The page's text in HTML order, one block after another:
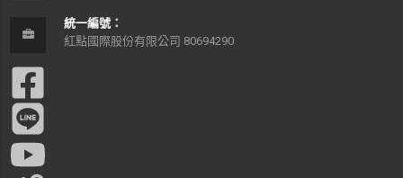
統一編號：
紅點國際股份有限公司 80694290